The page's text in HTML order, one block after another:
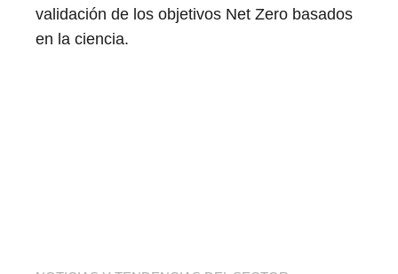
validación de los objetivos Net Zero basados
en la ciencia.